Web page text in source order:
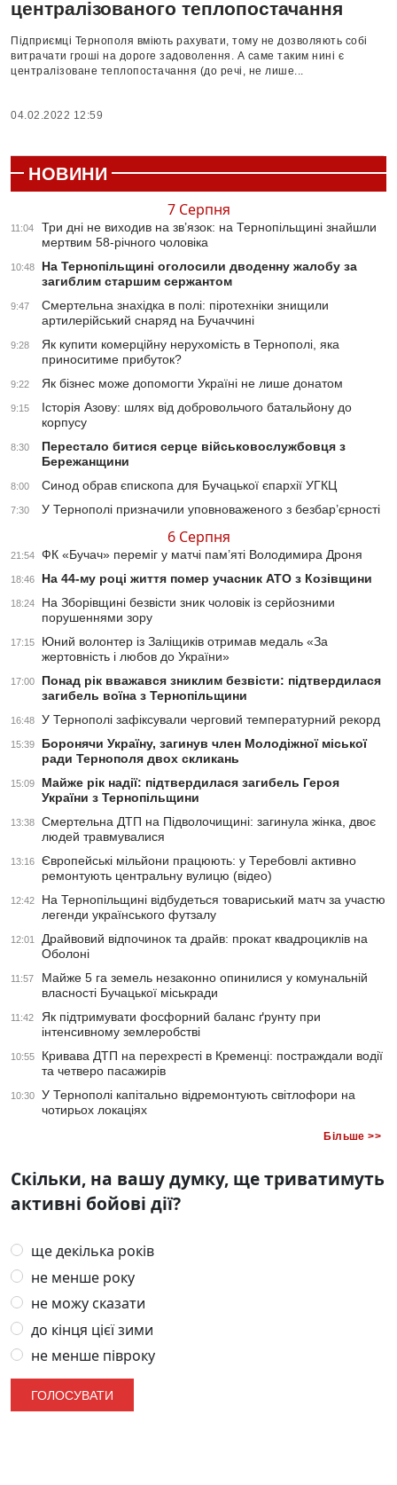
централізованого теплопостачання
Підприємці Тернополя вміють рахувати, тому не дозволяють собі
витрачати гроші на дороге задоволення. А саме таким нині є
централізоване теплопостачання (до речі, не лише...
04.02.2022 12:59
НОВИНИ
7 Серпня
11:04
Три дні не виходив на зв’язок: на Тернопільщині знайшли
мертвим 58-річного чоловіка
10:48
На Тернопільщині оголосили дводенну жалобу за
загиблим старшим сержантом
9:47
Смертельна знахідка в полі: піротехніки знищили
артилерійський снаряд на Бучаччині
9:28
Як купити комерційну нерухомість в Тернополі, яка
приноситиме прибуток?
9:22 Як бізнес може допомогти Україні не лише донатом
9:15
Історія Азову: шлях від добровольчого батальйону до
корпусу
8:30
Перестало битися серце військовослужбовця з
Бережанщини
8:00 Синод обрав єпископа для Бучацької єпархії УГКЦ
7:30 У Тернополі призначили уповноваженого з безбар’єрності
6 Серпня
21:54 ФК «Бучач» переміг у матчі пам’яті Володимира Дроня
18:46 На 44-му році життя помер учасник АТО з Козівщини
18:24
На Зборівщині безвісти зник чоловік із серйозними
порушеннями зору
17:15
Юний волонтер із Заліщиків отримав медаль «За
жертовність і любов до України»
17:00
Понад рік вважався зниклим безвісти: підтвердилася
загибель воїна з Тернопільщини
16:48 У Тернополі зафіксували черговий температурний рекорд
15:39
Боронячи Україну, загинув член Молодіжної міської
ради Тернополя двох скликань
15:09
Майже рік надії: підтвердилася загибель Героя
України з Тернопільщини
13:38
Смертельна ДТП на Підволочищині: загинула жінка, двоє
людей травмувалися
13:16
Європейські мільйони працюють: у Теребовлі активно
ремонтують центральну вулицю (відео)
12:42
На Тернопільщині відбудеться товариський матч за участю
легенди українського футзалу
12:01
Драйвовий відпочинок та драйв: прокат квадроциклів на
Оболоні
11:57
Майже 5 га земель незаконно опинилися у комунальній
власності Бучацької міськради
11:42
Як підтримувати фосфорний баланс ґрунту при
інтенсивному землеробстві
10:55
Кривава ДТП на перехресті в Кременці: постраждали водії
та четверо пасажирів
10:30
У Тернополі капітально відремонтують світлофори на
чотирьох локаціях
Більше >>
Скільки, на вашу думку, ще триватимуть
активні бойові дії?
ще декілька років
не менше року
не можу сказати
до кінця цієї зими
не менше півроку